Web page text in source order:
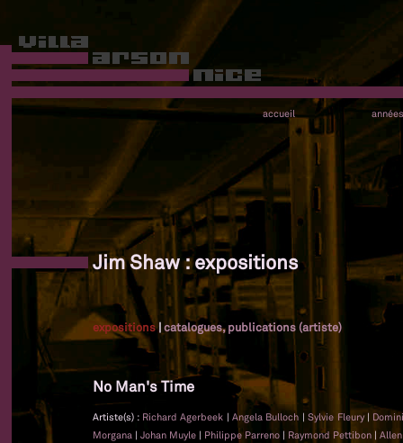
accueil années
Jim Shaw : expositions
expositions|catalogues, publications (artiste)
No Man's Time
Artiste(s) : Richard Agerbeek |Angela Bulloch |Sylvie Fleury |
Morgana | Johan Muyle | Philippe Parreno | Raymond Pettibon |